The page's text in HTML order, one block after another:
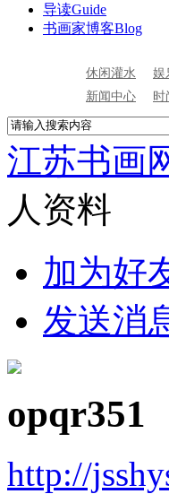
导读Guide
书画家博客Blog
休闲灌水 娱
新闻中心
时
江苏书画
人资料
加为好
发送消
opqr351
http://